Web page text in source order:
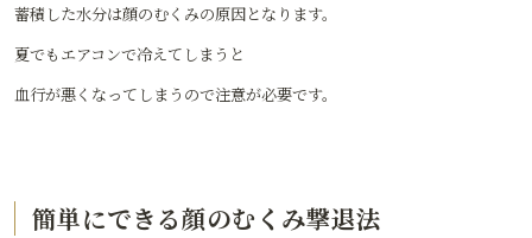
蓄積した水分は顔のむくみの原因となります。
夏でもエアコンで冷えてしまうと
血行が悪くなってしまうので注意が必要です。
簡単にできる顔のむくみ撃退法